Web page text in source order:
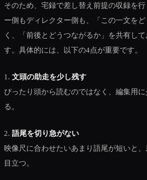
そのため、宅録で差し替え前提の収録を
ー側もディレクター側も、「この一文を
く、「前後とどうつながるか」を共有し
す。具体的には、以下の4点が重要です。
1. 文頭の助走を少し残す
ぴったり頭から読むのではなく、編集用
る。
2. 語尾を切り急がない
映像尺に合わせたいあまり語尾が短いと
目立つ。